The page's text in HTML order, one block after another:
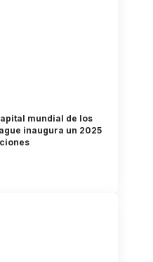
mundial de los
inaugura un 2025